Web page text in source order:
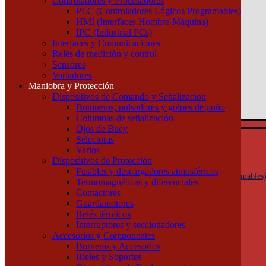
PLC (Controladores Lógicos Programables)
HMI (Interfaces Hombre-Máquina)
IPC (Industrial PCs)
Interfaces y Comunicaciones
Relés de medición y control
Sensores
Variadores
Maniobra y Protección
Dispositivos de Comando y Señalización
Botoneras, pulsadores y golpes de puño
Columnas de señalización
Ojos de Buey
Selectoras
Varios
Dispositivos de Protección
Fusibles y descargadores atmosféricos
Termomagnéticas y diferenciales
Contactores
Guardamotores
Relés térmicos
Interruptores y seccionadores
Accesorios y Componentes
Borneras y Accesorios
Rieles y Soportes
(011) 4253-9024
Atención por WhatsApp
11 3071 1515
0
$ 0,00
0
Tu pedido
Automatización y Control
Actuadores
Controladores y Procesadores
PLC (Controladores Lógicos
HMI (Interfaces Hombre-Máquina)
IPC (Industrial PCs)
Interfaces y Comunicaciones
Relés de medición y control
Sensores
Variadores
Maniobra y Protección
Dispositivos de Comando y Señalización